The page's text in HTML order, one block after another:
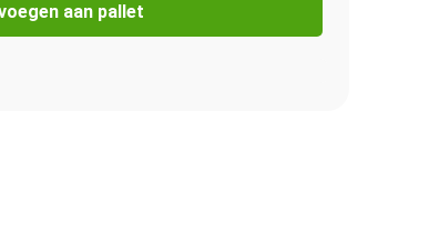
aan pallet